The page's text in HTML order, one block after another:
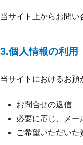
当サイト上からお問い
3.個人情報の利用
当サイトにおけるお預
お問合せの返信
必要に応じ、メー
ご希望いただいた